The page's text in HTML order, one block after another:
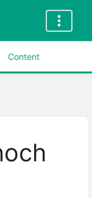
Content